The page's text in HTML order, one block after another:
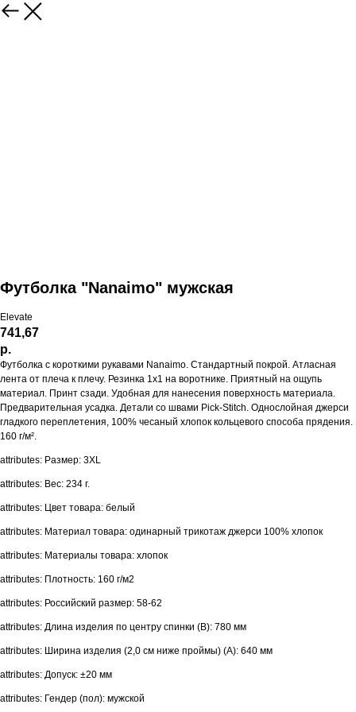
Футболка "Nanaimo" мужская
Elevate
741,67
р.
Футболка с короткими рукавами Nanaimo. Стандартный покрой. Атласная
лента от плеча к плечу. Резинка 1х1 на воротнике. Приятный на ощупь
материал. Принт сзади. Удобная для нанесения поверхность материала.
Предварительная усадка. Детали со швами Pick-Stitch. Однослойная джерси
гладкого переплетения, 100% чесаный хлопок кольцевого способа прядения.
160 г/м².
attributes: Размер: 3XL
attributes: Вес: 234 г.
attributes: Цвет товара: белый
attributes: Материал товара: одинарный трикотаж джерси 100% хлопок
attributes: Материалы товара: хлопок
attributes: Плотность: 160 г/м2
attributes: Российский размер: 58-62
attributes: Длина изделия по центру спинки (B): 780 мм
attributes: Ширина изделия (2,0 см ниже проймы) (A): 640 мм
attributes: Допуск: ±20 мм
attributes: Гендер (пол): мужской